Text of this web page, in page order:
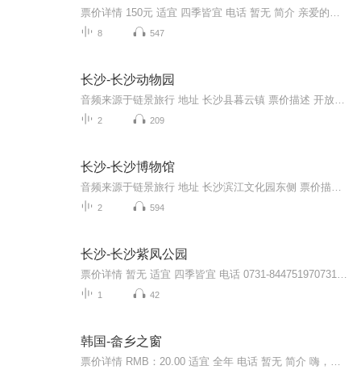
8 547
长沙-长沙动物园
2 209
长沙-长沙博物馆
2 594
长沙-长沙紫凤公园
1 42
韩国-畲乡之窗